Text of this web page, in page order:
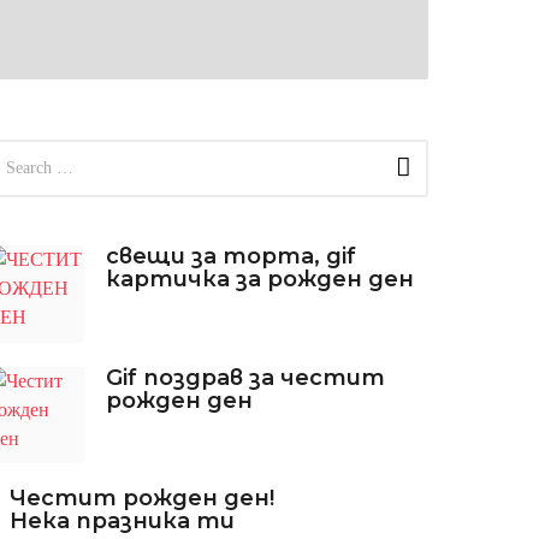
свещи за торта, gif
картичка за рожден ден
Gif поздрав за честит
рожден ден
Честит рожден ден!
Нека празника ти